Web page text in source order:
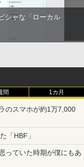
シャな「ローカル
間 1カ月
のスマホが約1万7,000
「HBF」
っていた時期が僕にもあ